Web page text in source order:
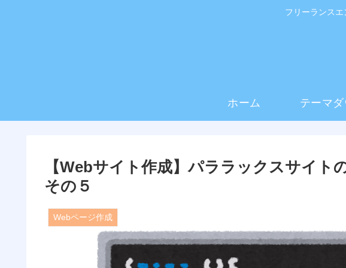
フリーランス
ホーム テーマ
【Webサイト作成】パララックスサイ
その５
Webページ作成